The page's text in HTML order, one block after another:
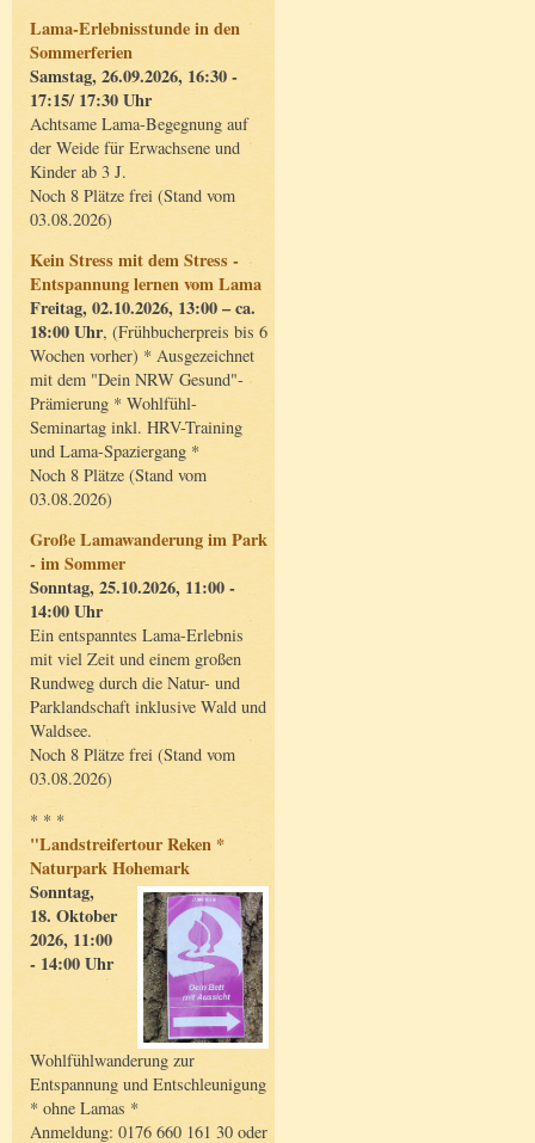
Lama-Erlebnisstunde in den
Sommerferien
Samstag, 26.09.2026, 16:30 -
17:15/ 17:30 Uhr
Achtsame Lama-Begegnung auf
der Weide für Erwachsene und
Kinder ab 3 J.
Noch 8 Plätze frei (Stand vom
03.08.2026)
Kein Stress mit dem Stress -
Entspannung lernen vom Lama
Freitag, 02.10.2026, 13:00 – ca.
18:00 Uhr, (Frühbucherpreis bis 6
Wochen vorher) * Ausgezeichnet
mit dem "Dein NRW Gesund"-
Prämierung * Wohlfühl-
Seminartag inkl. HRV-Training
und Lama-Spaziergang *
Noch 8 Plätze (Stand vom
03.08.2026)
Große Lamawanderung im Park
- im Sommer
Sonntag, 25.10.2026, 11:00 -
14:00 Uhr
Ein entspanntes Lama-Erlebnis
mit viel Zeit und einem großen
Rundweg durch die Natur- und
Parklandschaft inklusive Wald und
Waldsee.
Noch 8 Plätze frei (Stand vom
03.08.2026)
* * *
"Landstreifertour Reken *
Naturpark Hohemark
Sonntag,
18. Oktober
2026, 11:00
- 14:00 Uhr
Wohlfühlwanderung zur
Entspannung und Entschleunigung
* ohne Lamas *
Anmeldung: 0176 660 161 30 oder